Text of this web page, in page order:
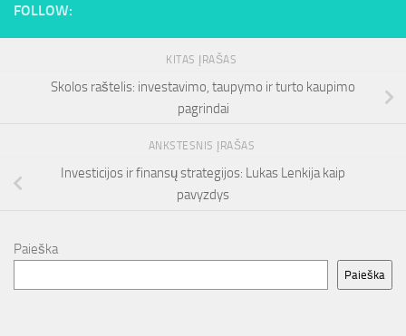
FOLLOW:
KITAS ĮRAŠAS
Skolos raštelis: investavimo, taupymo ir turto kaupimo
pagrindai
ANKSTESNIS ĮRAŠAS
Investicijos ir finansų strategijos: Lukas Lenkija kaip
pavyzdys
Paieška
Paieška